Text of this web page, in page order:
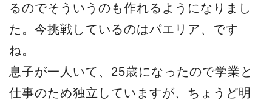
るのでそういうのも作れるようになりまし
た。今挑戦しているのはパエリア、です
ね。
息子が一人いて、25歳になったので学業と
仕事のため独立していますが、ちょうど明